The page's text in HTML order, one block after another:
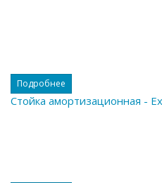
Подробнее
Стойка амортизационная -